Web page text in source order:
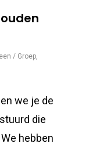
/ Groep,
we je de
die
hebben